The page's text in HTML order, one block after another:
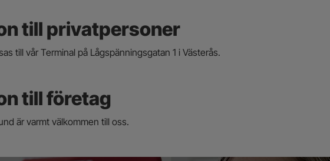
till privatpersoner
till vår Terminal på Lågspänningsgatan 1 i Västerås.
till företag
är varmt välkommen till oss.